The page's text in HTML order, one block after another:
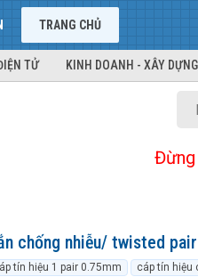
TRANG CHỦ
TỬ KINH DOANH - XÂY DỰNG
Đừng
chống nhiễu/ twisted
tín hiệu 1 pair 0.75mm cáp tín hiệu